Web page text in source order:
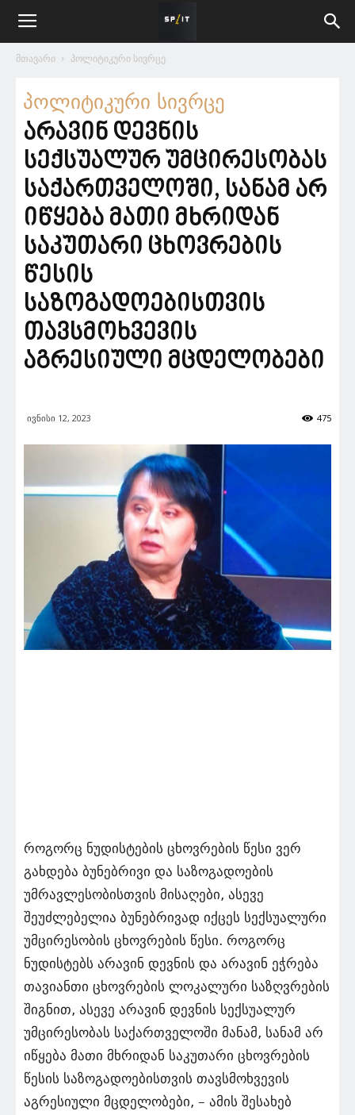
მთავარი პოლიტიკური სივრცე
პოლიტიკური სივრცე
არავინ დევნის
სექსუალურ უმცირესობას
საქართველოში, სანამ არ
იწყება მათი მხრიდან
საკუთარი ცხოვრების
წესის
საზოგადოებისთვის
თავსმოხვევის
აგრესიული მცდელობები
ივნისი 12, 2023 475
როგორც ნუდისტების ცხოვრების წესი ვერ
გახდება ბუნებრივი და საზოგადოების
უმრავლესობისთვის მისაღები, ასევე
შეუძლებელია ბუნებრივად იქცეს სექსუალური
უმცირესობის ცხოვრების წესი. როგორც
ნუდისტებს არავინ დევნის და არავინ ეჭრება
თავიანთი ცხოვრების ლოკალური საზღვრების
შიგნით, ასევე არავინ დევნის სექსუალურ
უმცირესობას საქართველოში მანამ, სანამ არ
იწყება მათი მხრიდან საკუთარი ცხოვრების
წესის საზოგადოებისთვის თავსმოხვევის
აგრესიული მცდელობები, – ამის შესახებ